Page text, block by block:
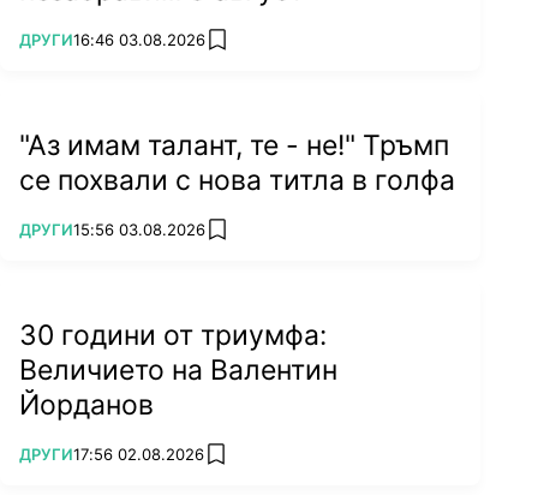
ПОВЕЧЕ ОТ
ДРУГИ16:46 03.08.2026 add favorites
"Аз имам талант, те - не!" Тръмп
се похвали с нова титла в голфа
ПОВЕЧЕ ОТ
ДРУГИ15:56 03.08.2026 add favorites
30 години от триумфа:
Величието на Валентин
Йорданов
ПОВЕЧЕ ОТ
ДРУГИ17:56 02.08.2026 add favorites